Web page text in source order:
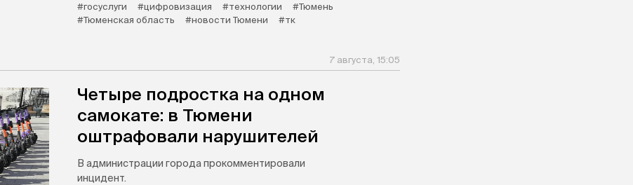
#госуслуги
#цифровизация #технологии
#Тюмень
#Тюменская область
#новости Тюмени #тк
7 августа, 15:05
Четыре подростка на одном
самокате: в Тюмени
оштрафовали нарушителей
В администрации города прокомментировали
инцидент.